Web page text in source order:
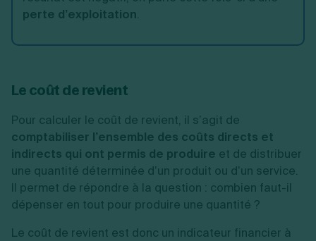
perte d’exploitation.
Le coût de revient
Pour calculer le coût de revient, il s’agit de
comptabiliser l’ensemble des coûts directs et
indirects qui ont permis de produire et de distribuer
une quantité déterminée d’un produit ou d’un service.
Il permet de répondre à la question : combien faut-il
dépenser en tout pour produire une quantité ?
Le coût de revient est donc un indicateur financier à